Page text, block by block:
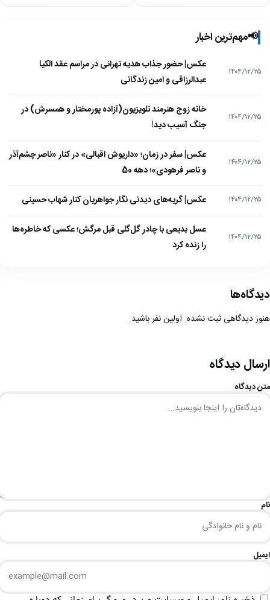
📢مهم‌ترین اخبار
۱۴۰۴/۱۲/۲۵
عکس| حضور جذاب هدیه تهرانی در مراسم عقد الکیا
عبدالرزاقی و امین زندگانی
۱۴۰۴/۱۲/۲۵
خانه زوج هنرمند تلویزیون(آزاده پورمختار و همسرش) در
جنگ آسیب دید!
۱۴۰۴/۱۲/۲۵
عکس| سفر در زمان؛ «داریوش اقبالی» در کنار «ناصر چشم‌آذر
و ناصر فرهودی»؛ دهه 50
۱۴۰۴/۱۲/۲۵ عکس| گریه‌های دیدنی نگار جواهریان کنار شهاب حسینی
۱۴۰۴/۱۲/۲۵
عسل بدیعی با چادر گل‌گلی قبل مرگش؛ عکسی که خاطره‌ها
را زنده کرد
دیدگاه‌ها
هنوز دیدگاهی ثبت نشده. اولین نفر باشید.
ارسال دیدگاه
متن دیدگاه
نام
ایمیل